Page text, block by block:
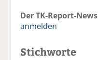
Der TK-Report-
anmelden
Stichworte